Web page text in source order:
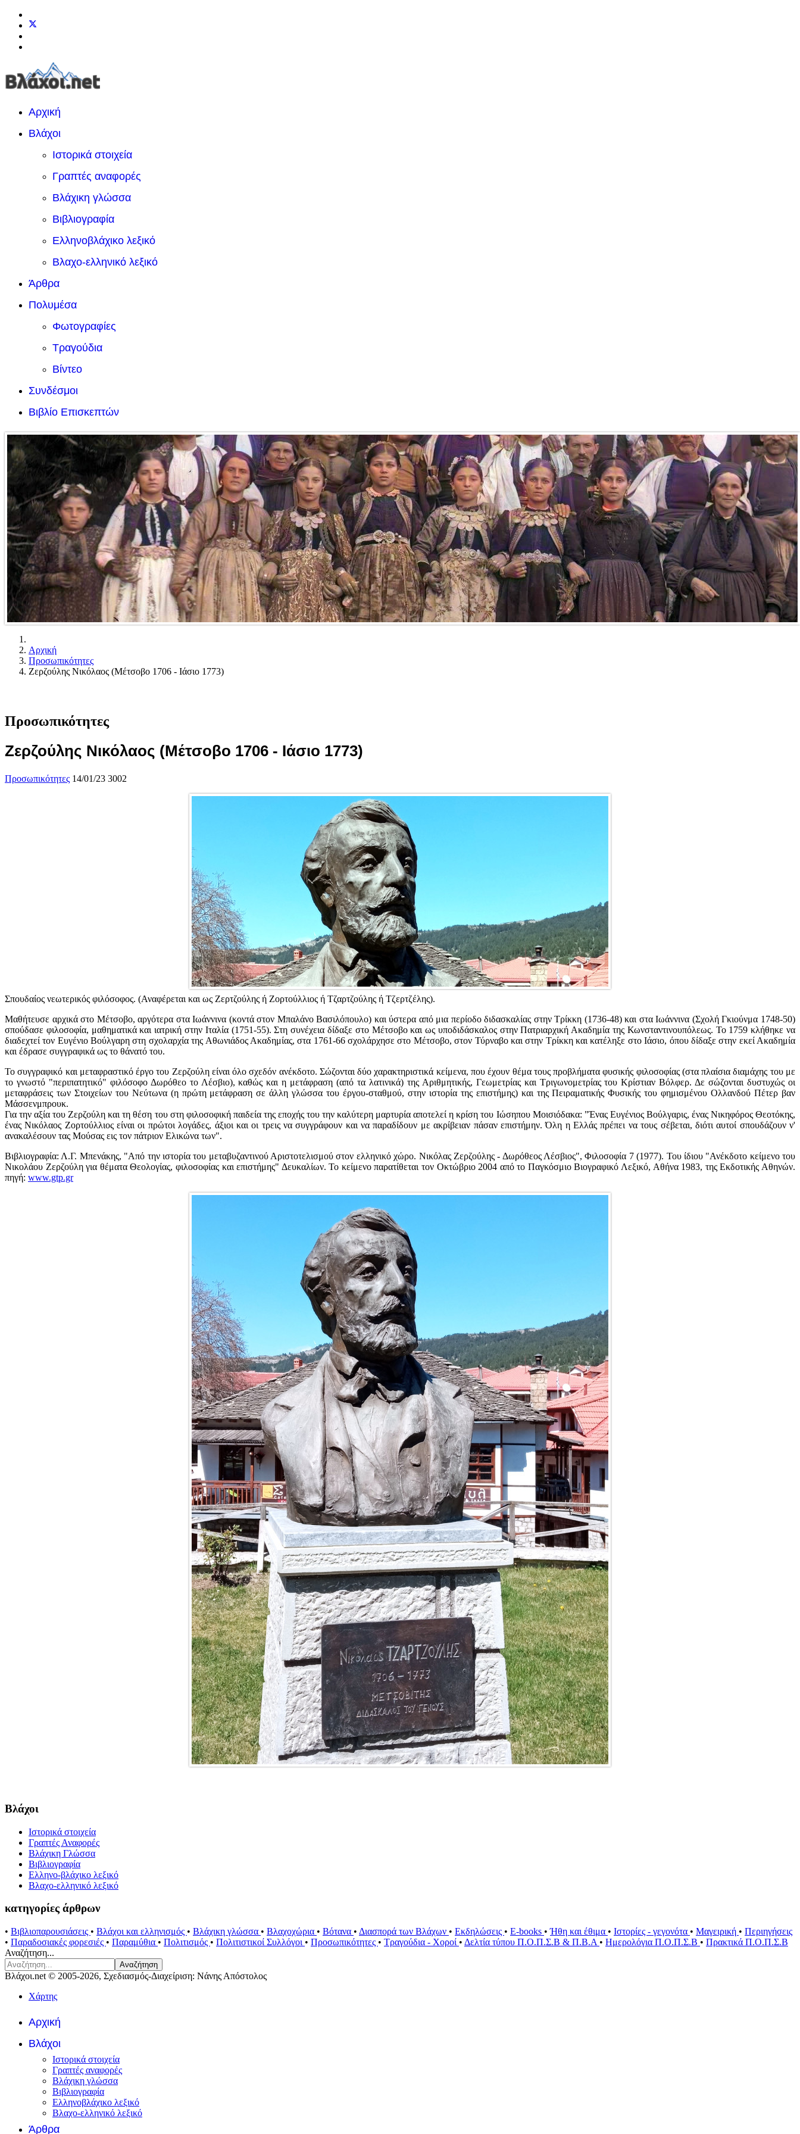
Αρχική
Βλάχοι
Ιστορικά στοιχεία
Γραπτές αναφορές
Βλάχικη γλώσσα
Βιβλιογραφία
Ελληνοβλάχικο λεξικό
Βλαχο-ελληνικό λεξικό
Άρθρα
Πολυμέσα
Φωτογραφίες
Τραγούδια
Βίντεο
Συνδέσμοι
Βιβλίο Επισκεπτών
Αρχική
Προσωπικότητες
Ζερζούλης Νικόλαος (Μέτσοβο 1706 - Ιάσιο 1773)
Προσωπικότητες
Ζερζούλης Νικόλαος (Μέτσοβο 1706 - Ιάσιο 1773)
Προσωπικότητες 14/01/23 3002
Σπουδαίος νεωτερικός φιλόσοφος. (Αναφέρεται και ως Ζερτζούλης ή Ζορτούλλιος ή Τζαρτζούλης ή Τζερτζέλης).
Μαθήτευσε αρχικά στο Μέτσοβο, αργότερα στα Ιωάννινα (κοντά στον Μπαλάνο Βασιλόπουλο) και ύστερα από μια περίοδο διδασκαλίας στην Τρίκκη (1736-48) και στα Ιωάννινα (Σχολή Γκιούνμα 1748-50)
σπούδασε φιλοσοφία, μαθηματικά και ιατρική στην Ιταλία (1751-55). Στη συνέχεια δίδαξε στο Μέτσοβο και ως υποδιδάσκαλος στην Πατριαρχική Ακαδημία της Κωνσταντινουπόλεως. Το 1759 κλήθηκε να
διαδεχτεί τον Ευγένιο Βούλγαρη στη σχολαρχία της Αθωνιάδος Ακαδημίας, στα 1761-66 σχολάρχησε στο Μέτσοβο, στον Τύρναβο και στην Τρίκκη και κατέληξε στο Ιάσιο, όπου δίδαξε στην εκεί Ακαδημία
και έδρασε συγγραφικά ως το θάνατό του.
Το συγγραφικό και μεταφραστικό έργο του Ζερζούλη είναι όλο σχεδόν ανέκδοτο. Σώζονται δύο χαρακτηριστικά κείμενα, που έχουν θέμα τους προβλήματα φυσικής φιλοσοφίας (στα πλαίσια διαμάχης του με
το γνωστό "περιπατητικό" φιλόσοφο Δωρόθεο το Λέσβιο), καθώς και η μετάφραση (από τα λατινικά) της Αριθμητικής, Γεωμετρίας και Τριγωνομετρίας του Κρίστιαν Βόλφερ. Δε σώζονται δυστυχώς οι
μεταφράσεις των Στοιχείων του Νεύτωνα (η πρώτη μετάφραση σε άλλη γλώσσα του έργου-σταθμού, στην ιστορία της επιστήμης) και της Πειραματικής Φυσικής του φημισμένου Ολλανδού Πέτερ βαν
Μάσσενμπρουκ.
Για την αξία του Ζερζούλη και τη θέση του στη φιλοσοφική παιδεία της εποχής του την καλύτερη μαρτυρία αποτελεί η κρίση του Ιώσηπου Μοισιόδακα: "Ένας Ευγένιος Βούλγαρις, ένας Νικηφόρος Θεοτόκης,
ένας Νικόλαος Ζορτούλλιος είναι οι πρώτοι λογάδες, άξιοι και οι τρεις να συγγράφουν και να παραδίδουν με ακρίβειαν πάσαν επιστήμην. Όλη η Ελλάς πρέπει να τους σέβεται, διότι αυτοί σπουδάζουν ν'
ανακαλέσουν τας Μούσας εις τον πάτριον Ελικώνα των".
Βιβλιογραφία: Λ.Γ. Μπενάκης, "Από την ιστορία του μεταβυζαντινού Αριστοτελισμού στον ελληνικό χώρο. Νικόλας Ζερζούλης - Δωρόθεος Λέσβιος", Φιλοσοφία 7 (1977). Του ίδιου "Ανέκδοτο κείμενο του
Νικολάου Ζερζούλη για θέματα Θεολογίας, φιλοσοφίας και επιστήμης" Δευκαλίων. Το κείμενο παρατίθεται τον Οκτώβριο 2004 από το Παγκόσμιο Βιογραφικό Λεξικό, Αθήνα 1983, της Εκδοτικής Αθηνών.
πηγή: www.gtp.gr
Βλάχοι
Ιστορικά στοιχεία
Γραπτές Αναφορές
Βλάχικη Γλώσσα
Βιβλιογραφία
Ελληνο-βλάχικο λεξικό
Βλαχο-ελληνικό λεξικό
κατηγορίες άρθρων
• Βιβλιοπαρουσιάσεις • Βλάχοι και ελληνισμός • Βλάχικη γλώσσα • Βλαχοχώρια • Βότανα • Διασπορά των Βλάχων • Εκδηλώσεις • E-books •Ήθη και έθιμα • Ιστορίες - γεγονότα • Μαγειρική • Περιηγήσεις
• Παραδοσιακές φορεσιές • Παραμύθια • Πολιτισμός • Πολιτιστικοί Συλλόγοι • Προσωπικότητες • Τραγούδια - Χοροί • Δελτία τύπου Π.Ο.Π.Σ.Β & Π.Β.Α • Ημερολόγια Π.Ο.Π.Σ.Β • Πρακτικά Π.Ο.Π.Σ.Β
Αναζήτηση...
Αναζήτηση
Βλάχοι.net © 2005-2026, Σχεδιασμός-Διαχείριση: Νάνης Απόστολος
Χάρτης
Αρχική
Βλάχοι
Ιστορικά στοιχεία
Γραπτές αναφορές
Βλάχικη γλώσσα
Βιβλιογραφία
Ελληνοβλάχικο λεξικό
Βλαχο-ελληνικό λεξικό
Άρθρα